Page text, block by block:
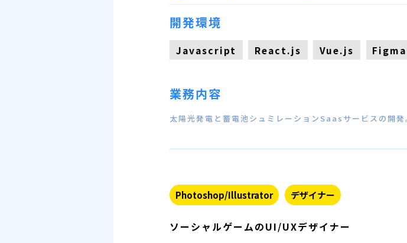
開発環境
Javascript React.js Vue.js Figma
業務内容
太陽光発電と蓄電池シュミレーションSaasサービスの開発
Photoshop/Illustrator デザイナー
ソーシャルゲームのUI/UXデザイナー